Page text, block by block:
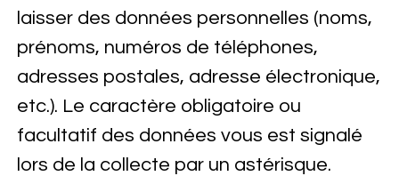
laisser des données personnelles (noms,
prénoms, numéros de téléphones,
adresses postales, adresse électronique,
etc.). Le caractère obligatoire ou
facultatif des données vous est signalé
lors de la collecte par un astérisque.